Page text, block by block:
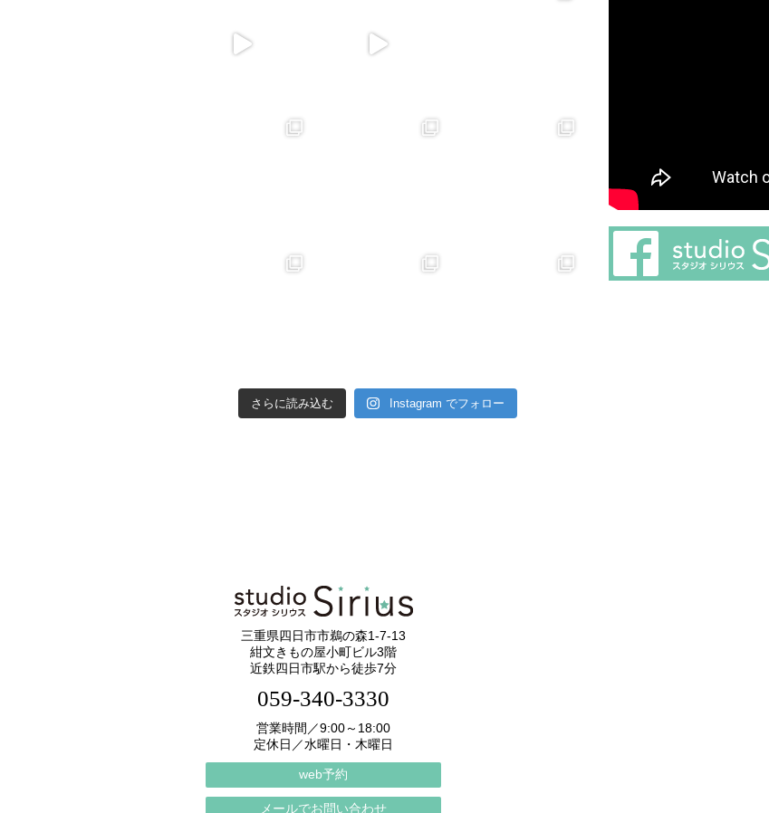
さらに読み込む Instagram でフォロー
三重県四日市市鵜の森1-7-13
紺文きもの屋小町ビル3階
近鉄四日市駅から徒歩7分
059-340-3330
営業時間／9:00～18:00
定休日／水曜日・木曜日
web予約
メールでお問い合わせ